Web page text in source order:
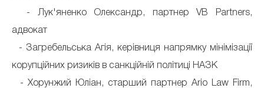
- Лук'яненко Олександр, партнер VB Partners,
адвокат
- Загребельська Агія, керівниця напрямку мінімізації
корупційних ризиків в санкційній політиці НАЗК
- Хорунжий Юліан, старший партнер Ario Law Firm,